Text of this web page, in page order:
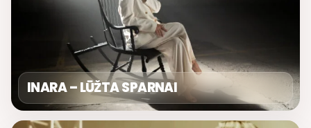
INARA – LŪŽTA SPARNAI